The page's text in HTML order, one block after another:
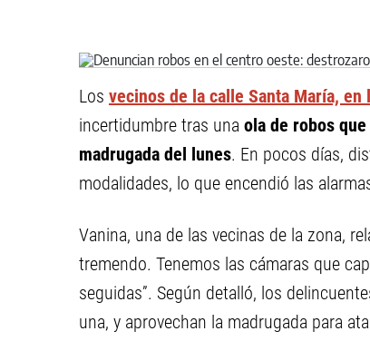
Los vecinos de la calle Santa María, en
incertidumbre tras una ola de robos
madrugada del lunes. En pocos días,
modalidades, lo que encendió las
Vanina, una de las vecinas de la zona,
tremendo. Tenemos las cámaras que
seguidas”. Según detalló, los
una, y aprovechan la madrugada para